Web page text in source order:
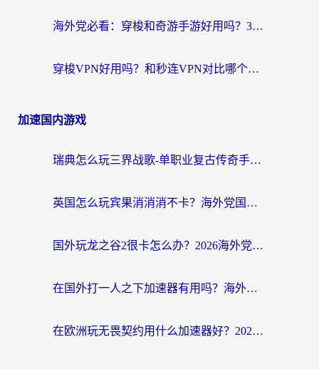
海外党必看：穿梭和奇游手游好用吗？3步选对回国加速器，流畅看CCTV5海外直播
穿梭VPN好用吗？和秒连VPN对比哪个回国效果更好？海外党亲测实用指南
加速国内游戏
瑞典怎么玩三界战歌-单职业复古传奇手游？海外党国服游戏加速终极指南
英国怎么玩宾果消消消不卡？海外党国服游戏加速终极攻略（附守望第九大陆解决办法）
国外玩龙之谷2很卡怎么办？2026海外党必看的国服游戏加速全攻略
在国外打一人之下加速器有用吗？海外党国服游戏畅玩全攻略
在欧洲玩无畏契约用什么加速器好？2026海外党亲测有效指南